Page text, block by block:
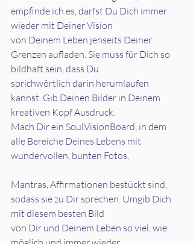
empfinde ich es, darfst Du Dich immer
wieder mit Deiner Vision
von Deinem Leben jenseits Deiner
Grenzen aufladen. Sie muss für Dich so
bildhaft sein, dass Du
sprichwörtlich darin herumlaufen
kannst. Gib Deinen Bilder in Deinem
kreativen Kopf Ausdruck.
Mach Dir ein SoulVisionBoard, in dem
alle Bereiche Deines Lebens mit
wundervollen, bunten Fotos,
Mantras, Affirmationen bestückt sind,
sodass sie zu Dir sprechen. Umgib Dich
mit diesem besten Bild
von Dir und Deinem Leben so viel, wie